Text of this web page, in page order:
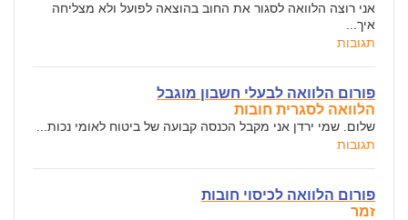
אני רוצה הלוואה לסגור את החוב בהוצאה לפועל ולא מצליחה
איך...
תגובות
פורום הלוואה לבעלי חשבון מוגבל
הלוואה לסגרית חובות
שלום. שמי ירדן אני מקבל הכנסה קבועה של ביטוח לאומי נכות...
תגובות
פורום הלוואה לכיסוי חובות
זמר